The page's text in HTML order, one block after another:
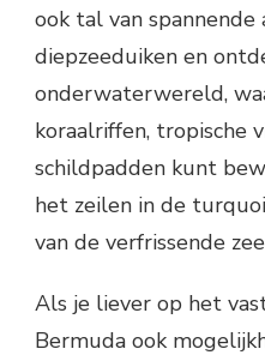
ook tal van spannende
diepzeeduiken en
onderwaterwereld,
koraalriffen, tropische
schildpadden kunt
het zeilen in de
van de verfrissende
Als je liever op het
Bermuda ook